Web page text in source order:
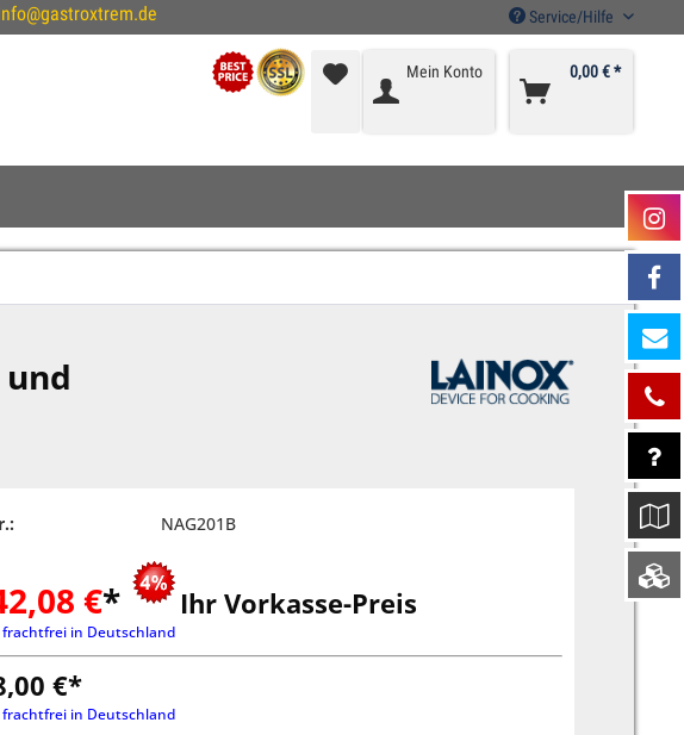
Service/Hilfe
Mein Konto 0,00 € *
und
NAG201B
€* Ihr Vorkasse-Preis
frachtfrei in Deutschland
€*
frachtfrei in Deutschland